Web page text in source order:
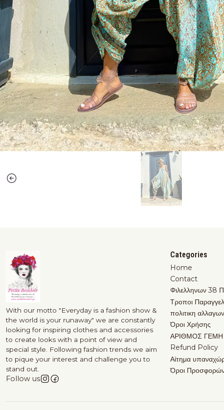
With our motto "Everyday is a fashion show &
the world is your runaway" we are constantly
looking for inspiring clothes and accessories
to create looks with a point of view and
special style. Following fashion trends we aim
to pique your interest and challenge you to
stand out.
Follow us
Categories
Home
Contact
Φιλελληνων 38
Τροποι
πολιτικη αλλαγων
Όροι Χρήσης
ΑΡΙΘΜΟΣ ΓΕΜΗ
Refund Policy
Αίτημα
Όροι